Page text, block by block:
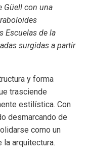
Güell con una
Escuelas de la
surgidas a partir
y forma
trasciende
estilística. Con
desmarcando de
como un
arquitectura.